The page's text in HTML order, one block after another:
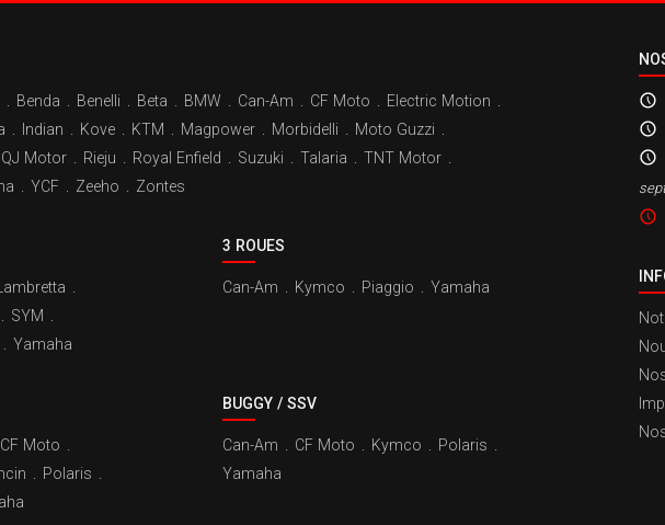
Benda Benelli Beta BMW Can-Am CF Moto Electric Motion
Indian Kove KTM Magpower Morbidelli Moto Guzzi
QJ Motor Rieju Royal Enfield Suzuki Talaria TNT Motor
YCF Zeeho Zontes
Lambretta
SYM
Yamaha
3 ROUES
Can-Am Kymco Piaggio Yamaha
CF Moto
Polaris
BUGGY / SSV
Can-Am CF Moto Kymco Polaris
Yamaha